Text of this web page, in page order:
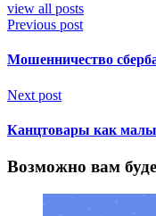
view all posts
Previous post
Мошенничество
Next post
Канцтовары как
Возможно вам